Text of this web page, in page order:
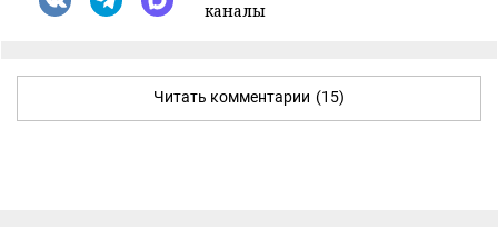
каналы
Читать комментарии (15)